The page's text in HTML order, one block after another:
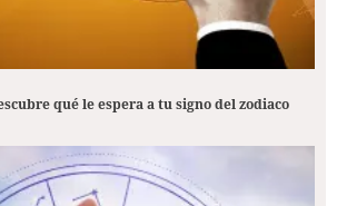
qué le espera a tu signo del zodiaco